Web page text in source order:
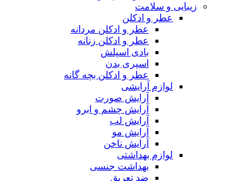
زیبایی و سلامت
عطر و ادکلن
عطر و ادکلن مردانه
عطر و ادکلن زنانه
بادی اسپلش
اسپری بدن
عطر و ادکلن بچه گانه
لوازم آرایشی
آرایش صورت
آرایش چشم و ابرو
آرایش لب
آرایش مو
آرایش ناخن
لوازم بهداشتی
بهداشت جنسی
ضد تعریق